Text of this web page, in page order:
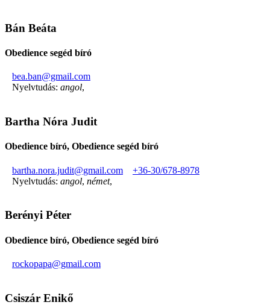
Bán Beáta
Obedience segéd bíró
bea.ban@gmail.com
Nyelvtudás: angol,
Bartha Nóra Judit
Obedience bíró, Obedience segéd bíró
bartha.nora.judit@gmail.com
+36-30/678-8978
Nyelvtudás: angol, német,
Berényi Péter
Obedience bíró, Obedience segéd bíró
rockopapa@gmail.com
Csiszár Enikő